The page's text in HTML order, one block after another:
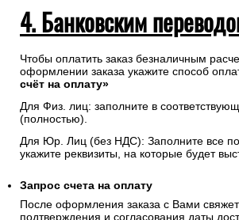
4. Банковским
Чтобы оплатить заказ безналичным
оформлении заказа укажите способ
счёт на оплату»
Для Физ. лиц: заполните в
(полностью).
Для Юр. Лиц (без НДС): Заполните все
укажите реквизиты, на которые будет
Запрос счета на оплату
После оформления заказа с Вами
подтверждения и согласования даты